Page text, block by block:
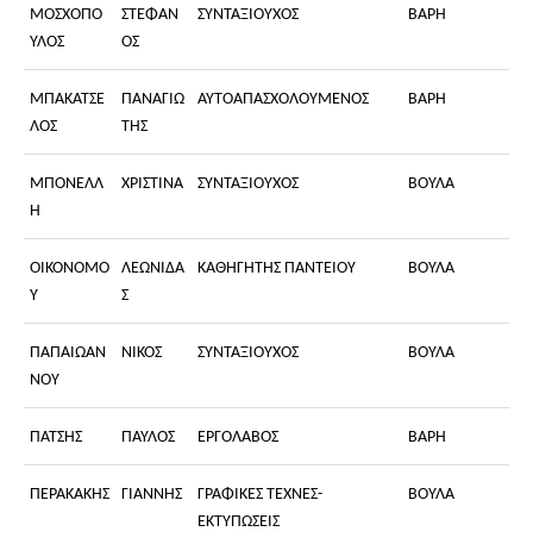
ΜΟΣΧΟΠΟ
ΥΛΟΣ
ΣΤΕΦΑΝ
ΟΣ
ΣΥΝΤΑΞΙΟΥΧΟΣ ΒΑΡΗ
ΜΠΑΚΑΤΣΕ
ΛΟΣ
ΠΑΝΑΓΙΩ
ΤΗΣ
ΑΥΤΟΑΠΑΣΧΟΛΟΥΜΕΝΟΣ ΒΑΡΗ
ΜΠΟΝΕΛΛ
Η
ΧΡΙΣΤΙΝΑ ΣΥΝΤΑΞΙΟΥΧΟΣ ΒΟΥΛΑ
ΟΙΚΟΝΟΜΟ
Υ
ΛΕΩΝΙΔΑ
Σ
ΚΑΘΗΓΗΤΗΣ ΠΑΝΤΕΙΟΥ ΒΟΥΛΑ
ΠΑΠΑΙΩΑΝ
ΝΟΥ
ΝΙΚΟΣ ΣΥΝΤΑΞΙΟΥΧΟΣ ΒΟΥΛΑ
ΠΑΤΣΗΣ ΠΑΥΛΟΣ ΕΡΓΟΛΑΒΟΣ ΒΑΡΗ
ΠΕΡΑΚΑΚΗΣ ΓΙΑΝΝΗΣ
ΓΡΑΦΙΚΕΣ ΤΕΧΝΕΣ-
ΕΚΤΥΠΩΣΕΙΣ
ΒΟΥΛΑ